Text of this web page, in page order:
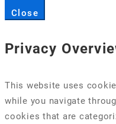
Close
Privacy
This website uses
while you navigate
cookies that are